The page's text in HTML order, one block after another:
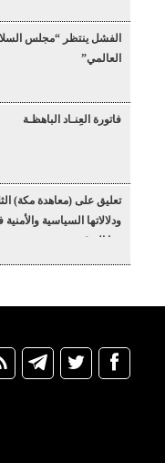
الفشل ينتظر “مجلس
العالمي”
فاتورة العِنـاد الباهظـة
تعليق على (معاهدة مكة)
ودلالاتها السياسية
هذا التوقيت